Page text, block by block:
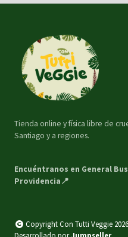
Tienda online y física libre de
Santiago y a regiones.
Encuéntranos en General
Providencia📍
Copyright Con Tutti Veggie
Desarrollado porJumpseller.